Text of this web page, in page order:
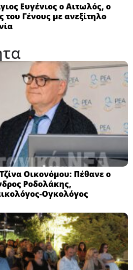
Ευγένιος ο Αιτωλός, ο
Γένους με ανεξίτηλο
Οικονόμου: Πέθανε ο
Ροδολάκης,
Ογκολόγος